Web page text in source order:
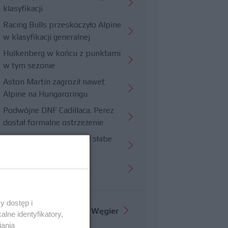
klasyfikacji
Racing Bulls przeskoczyło Alpine
w klasyfikacji generalnej
Hulkenberg w końcu z punktami
w tym sezonie
Aston Martin zagroził nawet
Alpine na Hungaroringu
Podwójne DNF Cadillaca. Perez
dostał formalne ostrzeżenie
Hungaroring potwierdził słabe
Więcej informacji o GP Węgier
dostęp i
identyfikatory,